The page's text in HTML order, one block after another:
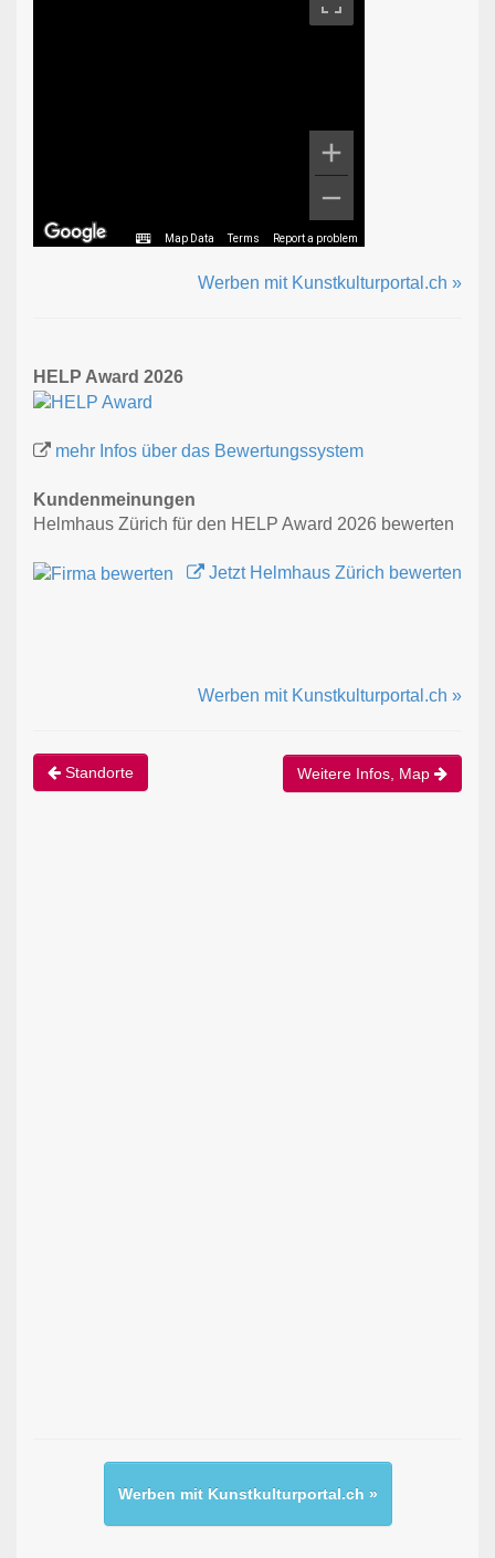
Map Data Terms Report a problem
Werben mit Kunstkulturportal.ch »
HELP Award 2026
mehr Infos über das Bewertungssystem
Kundenmeinungen
Helmhaus Zürich für den HELP Award 2026 bewerten
Jetzt Helmhaus Zürich bewerten
Werben mit Kunstkulturportal.ch »
Standorte Weitere Infos, Map
Werben mit Kunstkulturportal.ch »